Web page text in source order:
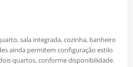
sala integrada, cozinha, banheiro
ainda permitem configuração estilo
quartos, conforme disponibilidade.